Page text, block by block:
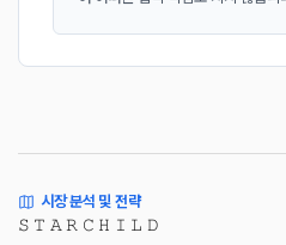
시장 분석 및 전략
𝚂 𝚃 𝙰 𝚁 𝙲 𝙷 𝙸 𝙻 𝙳